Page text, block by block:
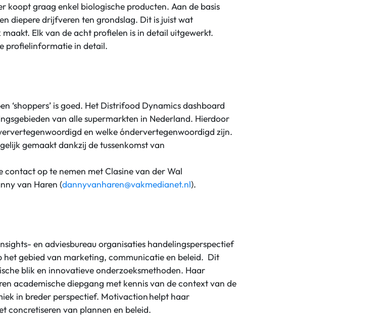
koopt graag enkel biologische producten. Aan de basis
diepere drijfveren ten grondslag. Dit is juist wat
Elk van de acht profielen is in detail uitgewerkt.
profielinformatie in detail.
‘shoppers’ is goed. Het Distrifood Dynamics dashboard
van alle supermarkten in Nederland. Hierdoor
en welke óndervertegenwoordigd zijn.
gemaakt dankzij de tussenkomst van
contact op te nemen met Clasine van der Wal
van Haren (dannyvanharen@vakmedianet.nl).
en adviesbureau organisaties handelingsperspectief
het gebied van marketing, communicatie en beleid. Dit
blik en innovatieve onderzoeksmethoden. Haar
academische diepgang met kennis van de context van de
in breder perspectief. Motivaction helpt haar
concretiseren van plannen en beleid.